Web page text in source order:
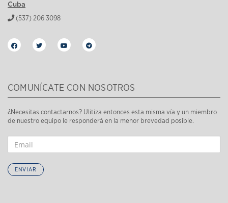
Cuba
(537) 206 3098
COMUNÍCATE CON NOSOTROS
¿Necesitas contactarnos? Ulitiza entonces esta misma vía y un miembro
de nuestro equipo le responderá en la menor brevedad posible.
ENVIAR